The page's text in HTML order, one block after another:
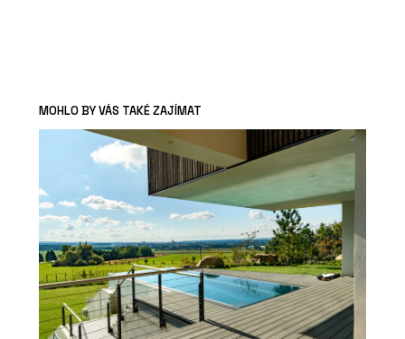
MOHLO BY VÁS TAKÉ ZAJÍMAT